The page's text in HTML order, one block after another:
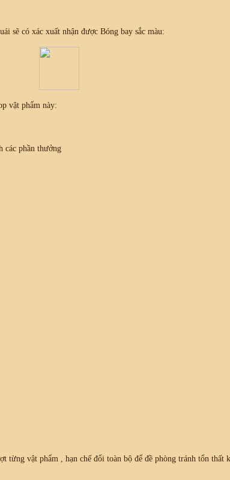
sẽ có xác xuất nhận được Bóng bay sắc màu:
vật phẩm này:
các phần thưởng
từng vật phẩm , hạn chế đổi toàn bộ để đề phòng tránh tổn thất